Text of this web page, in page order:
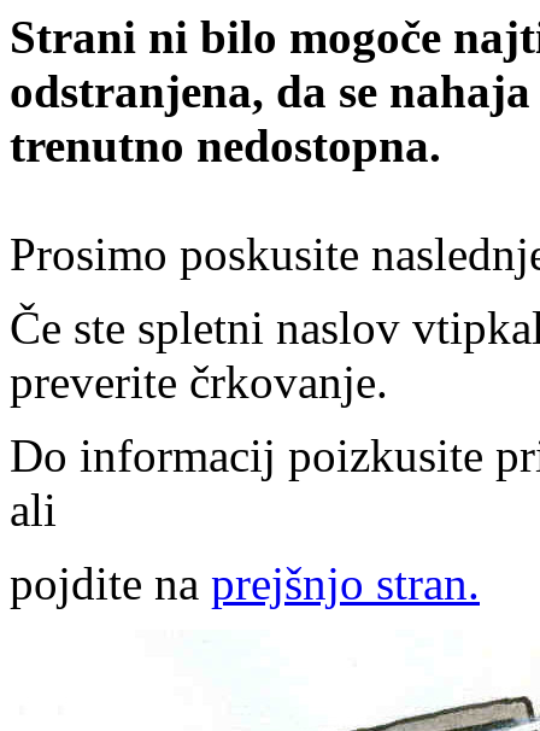
Strani ni bilo mogoče
odstranjena, da se
trenutno nedostopna.
Prosimo poskusite
Če ste spletni naslov
preverite črkovanje.
Do informacij poizkusite
ali
pojdite na prejšnjo stran.